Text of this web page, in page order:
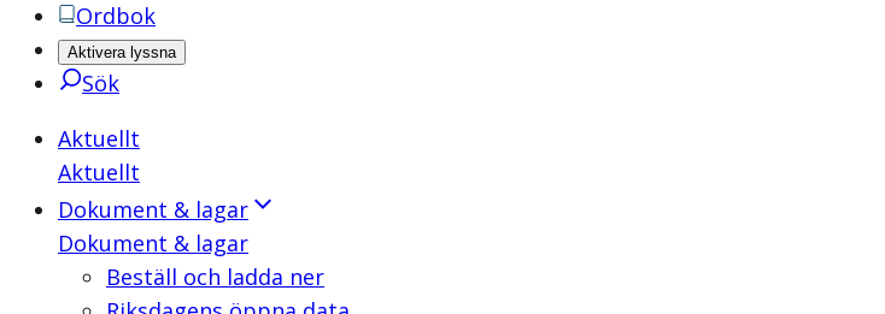
Ordbok
Aktivera lyssna
Sök
Aktuellt
Aktuellt
Dokument & lagar
Dokument & lagar
Beställ och ladda ner